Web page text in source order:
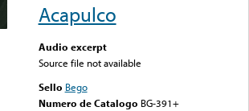
Acapulco
Audio excerpt
Source file not available
Sello Bego
Numero de Catalogo BG-391+